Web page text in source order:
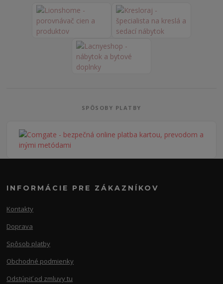
SPÔSOBY PLATBY
INFORMÁCIE PRE ZÁKAZNÍKOV
Kontakty
Doprava
Spôsob platby
Obchodné podmienky
Odstúpiť od zmluvy tu